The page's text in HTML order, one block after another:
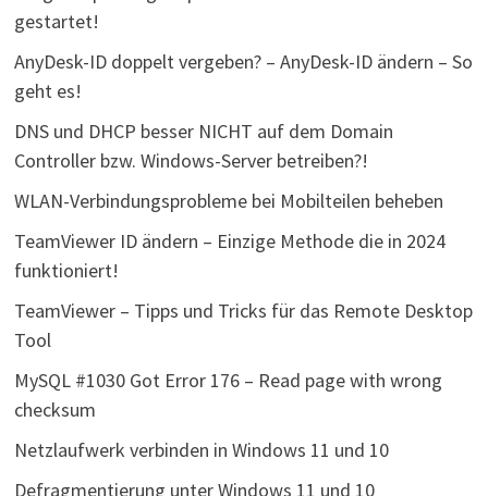
gestartet!
AnyDesk-ID doppelt vergeben? – AnyDesk-ID ändern – So
geht es!
DNS und DHCP besser NICHT auf dem Domain
Controller bzw. Windows-Server betreiben?!
WLAN-Verbindungsprobleme bei Mobilteilen beheben
TeamViewer ID ändern – Einzige Methode die in 2024
funktioniert!
TeamViewer – Tipps und Tricks für das Remote Desktop
Tool
MySQL #1030 Got Error 176 – Read page with wrong
checksum
Netzlaufwerk verbinden in Windows 11 und 10
Defragmentierung unter Windows 11 und 10